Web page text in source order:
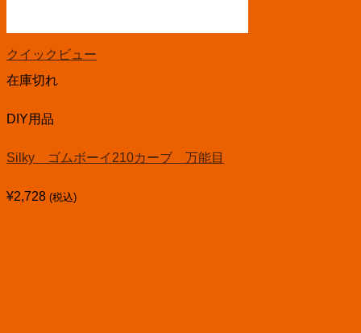
クイックビュー
在庫切れ
DIY用品
Silky ゴムボーイ210カーブ 万能目
¥2,728 (税込)